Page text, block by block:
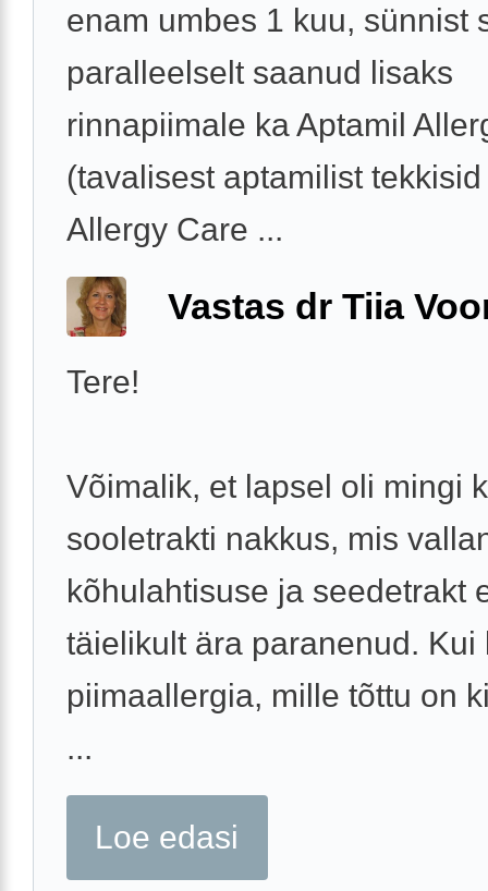
enam umbes 1 kuu, sünnist
paralleelselt saanud lisaks
rinnapiimale ka Aptamil
(tavalisest aptamilist
Allergy Care ...
Vastas dr Tiia
Tere!
Võimalik, et lapsel oli mingi
sooletrakti nakkus, mis
kõhulahtisuse ja seedetrakt
täielikult ära paranenud. Kui
piimaallergia, mille tõttu on
...
Loe edasi